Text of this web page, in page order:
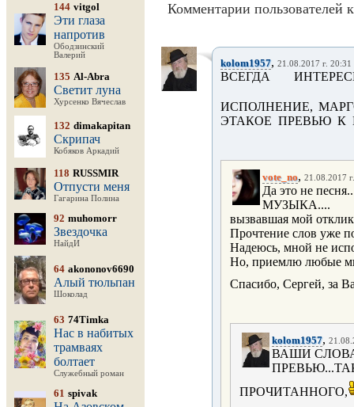
144 vitgol
Эти глаза
напротив
Ободзинский
Валерий
135 Al-Abra
Светит луна
Хурсенко Вячеслав
132 dimakapitan
Скрипач
Кобяков Аркадий
118 RUSSMIR
Отпусти меня
Гагарина Полина
92 muhomorr
Звездочка
НайдИ
64 akononov6690
Алый тюльпан
Шоколад
63 74Timka
Нас в набитых
трамваях
болтает
Служебный роман
61 spivak
Комментарии пользователей
kolom1957, 21.08.2017 г. 20:31
ВСЕГДА
ИСПОЛНЕНИЕ,
ЭТАКОЕ ПРЕВЬЮ К
vote_no, 21.08.2017
Да это не
МУЗЫКА....
вызвавшая мой
Прочтение слов уже
Надеюсь, мной не
Но, приемлю любые
Спасибо, Сергей, за
kolom1957,
ВАШИ
ПРОЧИТАННОГО,